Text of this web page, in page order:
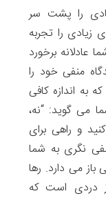
را پشت سر
را تجربه
عادلانه برخورد
منفی خود را
به اندازه کافی
می گوید: “نه،
و راهی برای
نگری به شما
می دارد. رها
دردی است که